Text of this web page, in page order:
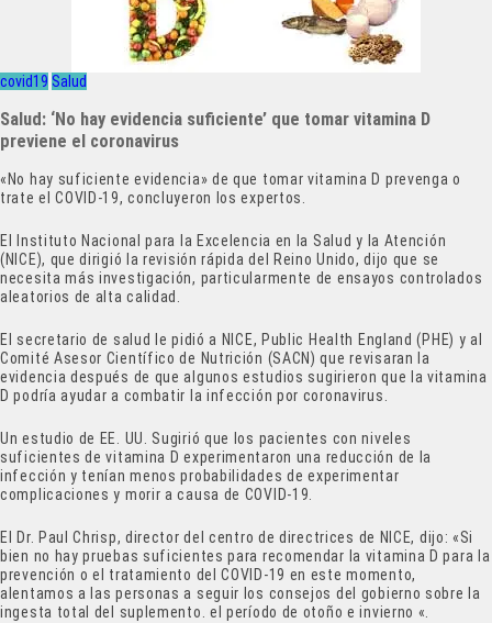
covid19 Salud
Salud: ‘No hay evidencia suficiente’ que tomar vitamina D
previene el coronavirus
«No hay suficiente evidencia» de que tomar vitamina D prevenga o
trate el COVID-19, concluyeron los expertos.
El Instituto Nacional para la Excelencia en la Salud y la Atención
(NICE), que dirigió la revisión rápida del Reino Unido, dijo que se
necesita más investigación, particularmente de ensayos controlados
aleatorios de alta calidad.
El secretario de salud le pidió a NICE, Public Health England (PHE) y al
Comité Asesor Científico de Nutrición (SACN) que revisaran la
evidencia después de que algunos estudios sugirieron que la vitamina
D podría ayudar a combatir la infección por coronavirus.
Un estudio de EE. UU. Sugirió que los pacientes con niveles
suficientes de vitamina D experimentaron una reducción de la
infección y tenían menos probabilidades de experimentar
complicaciones y morir a causa de COVID-19.
El Dr. Paul Chrisp, director del centro de directrices de NICE, dijo: «Si
bien no hay pruebas suficientes para recomendar la vitamina D para la
prevención o el tratamiento del COVID-19 en este momento,
alentamos a las personas a seguir los consejos del gobierno sobre la
ingesta total del suplemento. el período de otoño e invierno «.